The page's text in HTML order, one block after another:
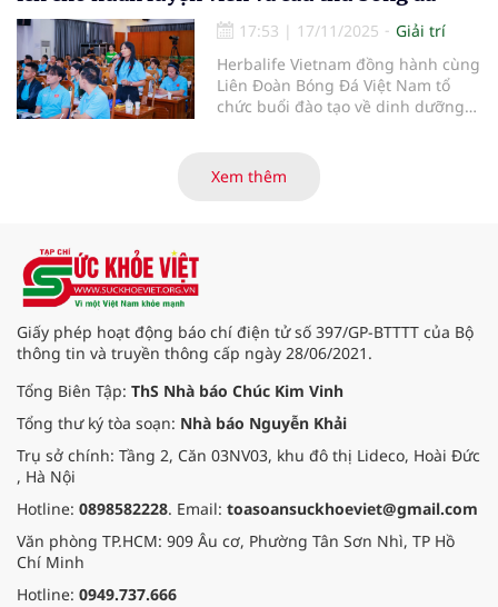
biệt.
17:53 | 17/11/2025
Giải trí
Herbalife Vietnam đồng hành cùng
Liên Đoàn Bóng Đá Việt Nam tổ
chức buổi đào tạo về dinh dưỡng
Xem thêm
Giấy phép hoạt động báo chí điện tử số 397/GP-BTTTT của Bộ
thông tin và truyền thông cấp ngày 28/06/2021.
Tổng Biên Tập: ThS Nhà báo Chúc Kim Vinh
Tổng thư ký tòa soạn: Nhà báo Nguyễn Khải
Trụ sở chính: Tầng 2, Căn 03NV03, khu đô thị Lideco, Hoài Đức
, Hà Nội
Hotline: 0898582228. Email: toasoansuckhoeviet@gmail.com
Văn phòng TP.HCM: 909 Âu cơ, Phường Tân Sơn Nhì, TP Hồ
Chí Minh
Hotline: 0949.737.666